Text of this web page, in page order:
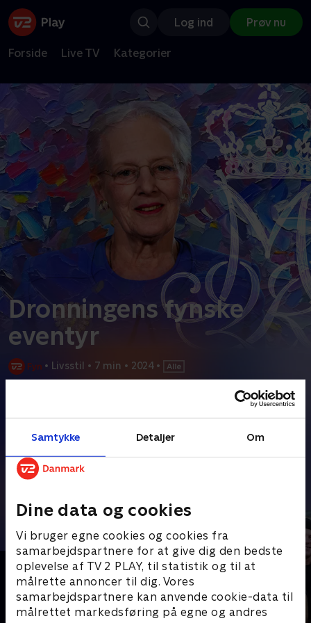
Samtykke Detaljer Om
Dine data og cookies
Vi bruger egne cookies og cookies fra
samarbejdspartnere for at give dig den bedste
oplevelse af TV 2 PLAY, til statistik og til at
målrette annoncer til dig. Vores
samarbejdspartnere kan anvende cookie-data til
målrettet markedsføring på egne og andres
Log ind Prøv nu
Forside Live TV Kategorier
Dronningens fynske
eventyr
• Livsstil • 7 min • 2024 •
Hendes Majestæt Dronning Margrethe har haft sit helt eget
fynske eventyr gennem de 52 år, hun har været... Læs mere